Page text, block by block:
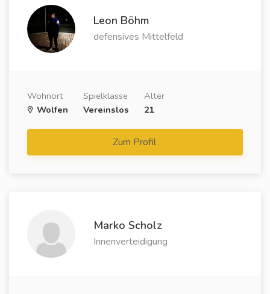
Leon Böhm
defensives Mittelfeld
Wohnort
Wolfen
Spielklasse
Vereinslos
Alter
21
Zum Profil
Marko Scholz
Innenverteidigung